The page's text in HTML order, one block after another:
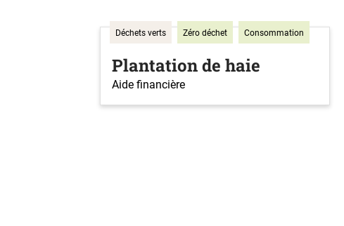
Déchets verts Zéro déchet Consommation
Plantation de haie
Aide financière